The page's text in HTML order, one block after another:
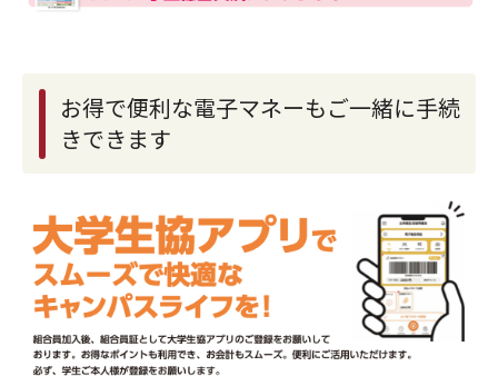
お得で便利な電子マネーもご一緒に手続
きできます